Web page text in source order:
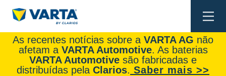
As recentes notícias sobre a VARTA AG não
afetam a VARTA Automotive. As baterias
VARTA Automotive são fabricadas e
distribuídas pela Clarios. Saber mais >>